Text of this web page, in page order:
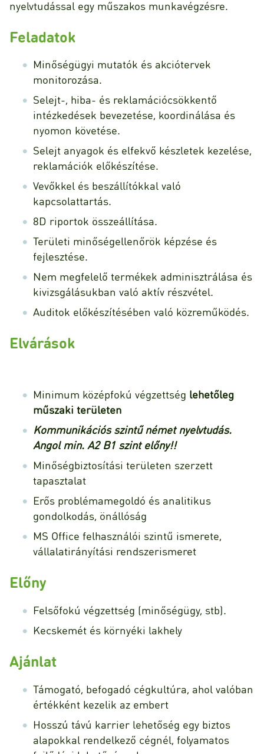
nyelvtudással egy műszakos munkavégzésre.
Feladatok
Minőségügyi mutatók és akciótervek
monitorozása.
Selejt-, hiba- és reklamációcsökkentő
intézkedések bevezetése, koordinálása és
nyomon követése.
Selejt anyagok és elfekvő készletek kezelése,
reklamációk előkészítése.
Vevőkkel és beszállítókkal való
kapcsolattartás.
8D riportok összeállítása.
Területi minőségellenőrök képzése és
fejlesztése.
Nem megfelelő termékek adminisztrálása és
kivizsgálásukban való aktív részvétel.
Auditok előkészítésében való közreműködés.
Elvárások
Minimum középfokú végzettség lehetőleg
műszaki területen
Kommunikációs szintű német nyelvtudás.
Angol min. A2 B1 szint előny!!
Minőségbiztosítási területen szerzett
tapasztalat
Erős problémamegoldó és analitikus
gondolkodás, önállóság
MS Office felhasználói szintű ismerete,
vállalatirányítási rendszerismeret
Előny
Felsőfokú végzettség (minőségügy, stb).
Kecskemét és környéki lakhely
Ajánlat
Támogató, befogadó cégkultúra, ahol valóban
értékként kezelik az embert
Hosszú távú karrier lehetőség egy biztos
alapokkal rendelkező cégnél, folyamatos